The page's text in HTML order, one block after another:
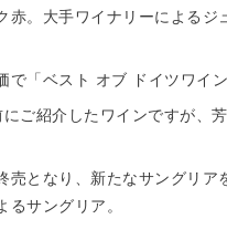
。大手ワイナリーによるジ
「ベスト オブ ドイツワイ
ご紹介したワインですが、
となり、新たなサングリア
サングリア。